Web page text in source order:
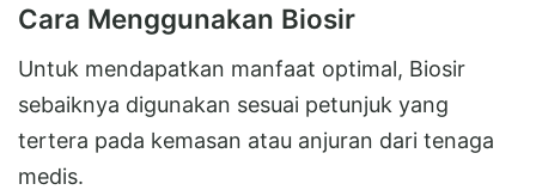
Cara Menggunakan Biosir
Untuk mendapatkan manfaat optimal, Biosir
sebaiknya digunakan sesuai petunjuk yang
tertera pada kemasan atau anjuran dari tenaga
medis.